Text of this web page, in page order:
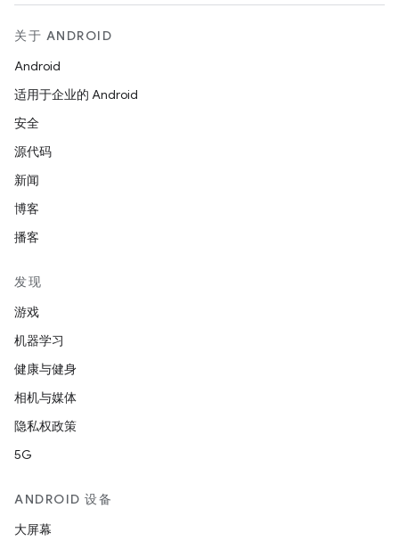
关于 ANDROID
Android
适用于企业的 Android
安全
源代码
新闻
博客
播客
发现
游戏
机器学习
健康与健身
相机与媒体
隐私权政策
5G
ANDROID 设备
大屏幕